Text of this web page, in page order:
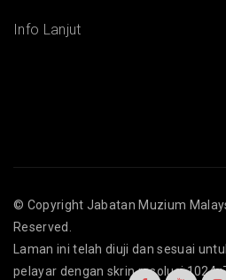
Info Lanjut
© Copyright Jabatan Muzium
Reserved.
Laman ini telah diuji dan sesuai
pelayar dengan skrin resolusi